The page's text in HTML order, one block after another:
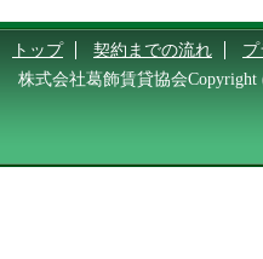
トップ 契約までの流れ
株式会社葛飾賃貸協会Copyright